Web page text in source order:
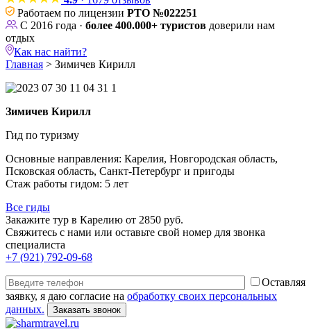
Работаем по лицензии РТО №022251
С 2016 года · более 400.000+ туристов доверили нам
отдых
Как нас найти?
Главная > Зимичев Кирилл
Зимичев Кирилл
Гид по туризму
Основные направления: Карелия, Новгородская область,
Псковская область, Санкт-Петербург и пригоды
Стаж работы гидом: 5 лет
Все гиды
Закажите тур в Карелию от 2850 руб.
Свяжитесь с нами или оставьте свой номер для звонка
специалиста
+7 (921) 792-09-68
Оставляя
заявку, я даю согласие на обработку своих персональных
данных.